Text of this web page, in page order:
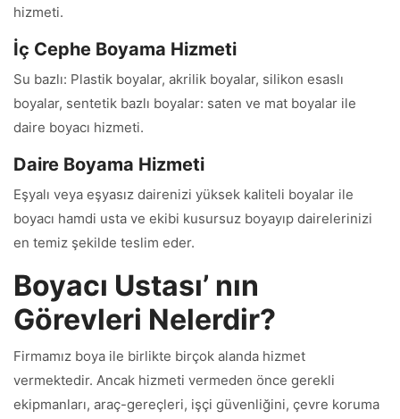
hizmeti.
İç Cephe Boyama Hizmeti
Su bazlı: Plastik boyalar, akrilik boyalar, silikon esaslı
boyalar, sentetik bazlı boyalar: saten ve mat boyalar ile
daire boyacı hizmeti.
Daire Boyama Hizmeti
Eşyalı veya eşyasız dairenizi yüksek kaliteli boyalar ile
boyacı hamdi usta ve ekibi kusursuz boyayıp dairelerinizi
en temiz şekilde teslim eder.
Boyacı Ustası’ nın
Görevleri Nelerdir?
Firmamız boya ile birlikte birçok alanda hizmet
vermektedir. Ancak hizmeti vermeden önce gerekli
ekipmanları, araç-gereçleri, işçi güvenliğini, çevre koruma